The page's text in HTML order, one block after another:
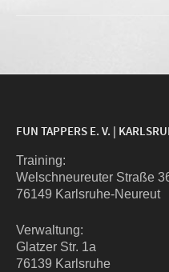
FUN TAPPERS E. V. |
Trai­ning:
Wel­sch­neu­reu­ter Stra­ße
76149 Karlsruhe-Neureut
Ver­wal­tung:
Glat­zer Str. 1a
76139 Karlsruhe